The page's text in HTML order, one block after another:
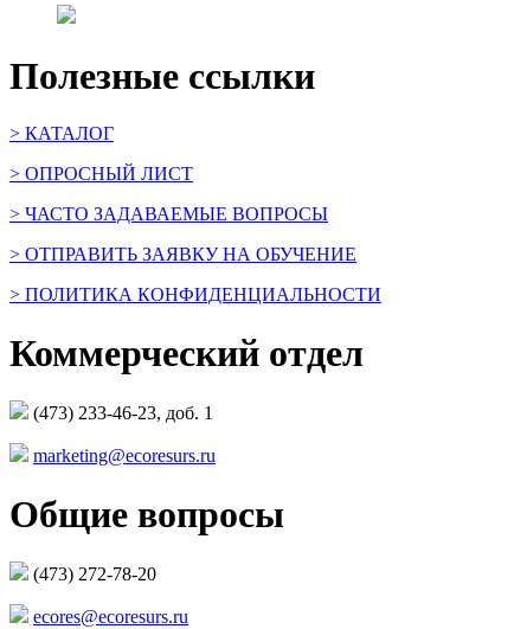
Полезные ссылки
> КАТАЛОГ
> ОПРОСНЫЙ ЛИСТ
> ЧАСТО ЗАДАВАЕМЫЕ ВОПРОСЫ
> ОТПРАВИТЬ ЗАЯВКУ НА ОБУЧЕНИЕ
> ПОЛИТИКА КОНФИДЕНЦИАЛЬНОСТИ
Коммерческий отдел
(473) 233-46-23, доб. 1
marketing@ecoresurs.ru
Общие вопросы
(473) 272-78-20
ecores@ecoresurs.ru